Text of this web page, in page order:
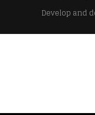
Develop and